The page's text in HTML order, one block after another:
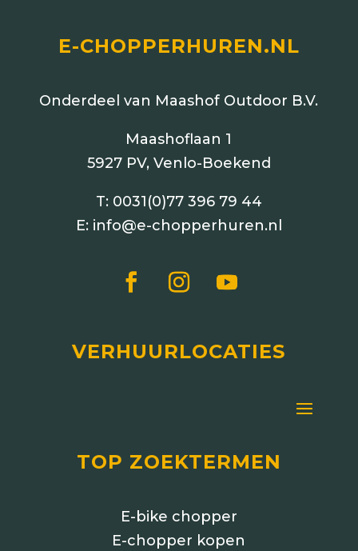
E-CHOPPERHUREN.NL
Onderdeel van Maashof Outdoor B.V.
Maashoflaan 1
5927 PV, Venlo-Boekend
T: 0031(0)77 396 79 44
E: info@e-chopperhuren.nl
VERHUURLOCATIES
TOP ZOEKTERMEN
E-bike chopper
E-chopper kopen